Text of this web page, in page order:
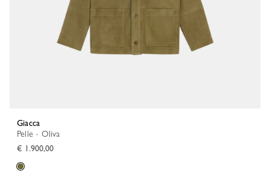
Giacca
Pelle - Oliva
€ 1.900,00